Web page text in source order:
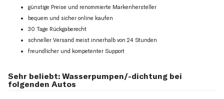
günstige Preise und renommierte Markenhersteller
bequem und sicher online kaufen
30 Tage Rückgaberecht
schneller Versand meist innerhalb von 24 Stunden
freundlicher und kompetenter Support
Sehr beliebt: Wasserpumpen/-dichtung bei
folgenden Autos